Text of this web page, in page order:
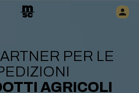
PER LE
AGRICOLI